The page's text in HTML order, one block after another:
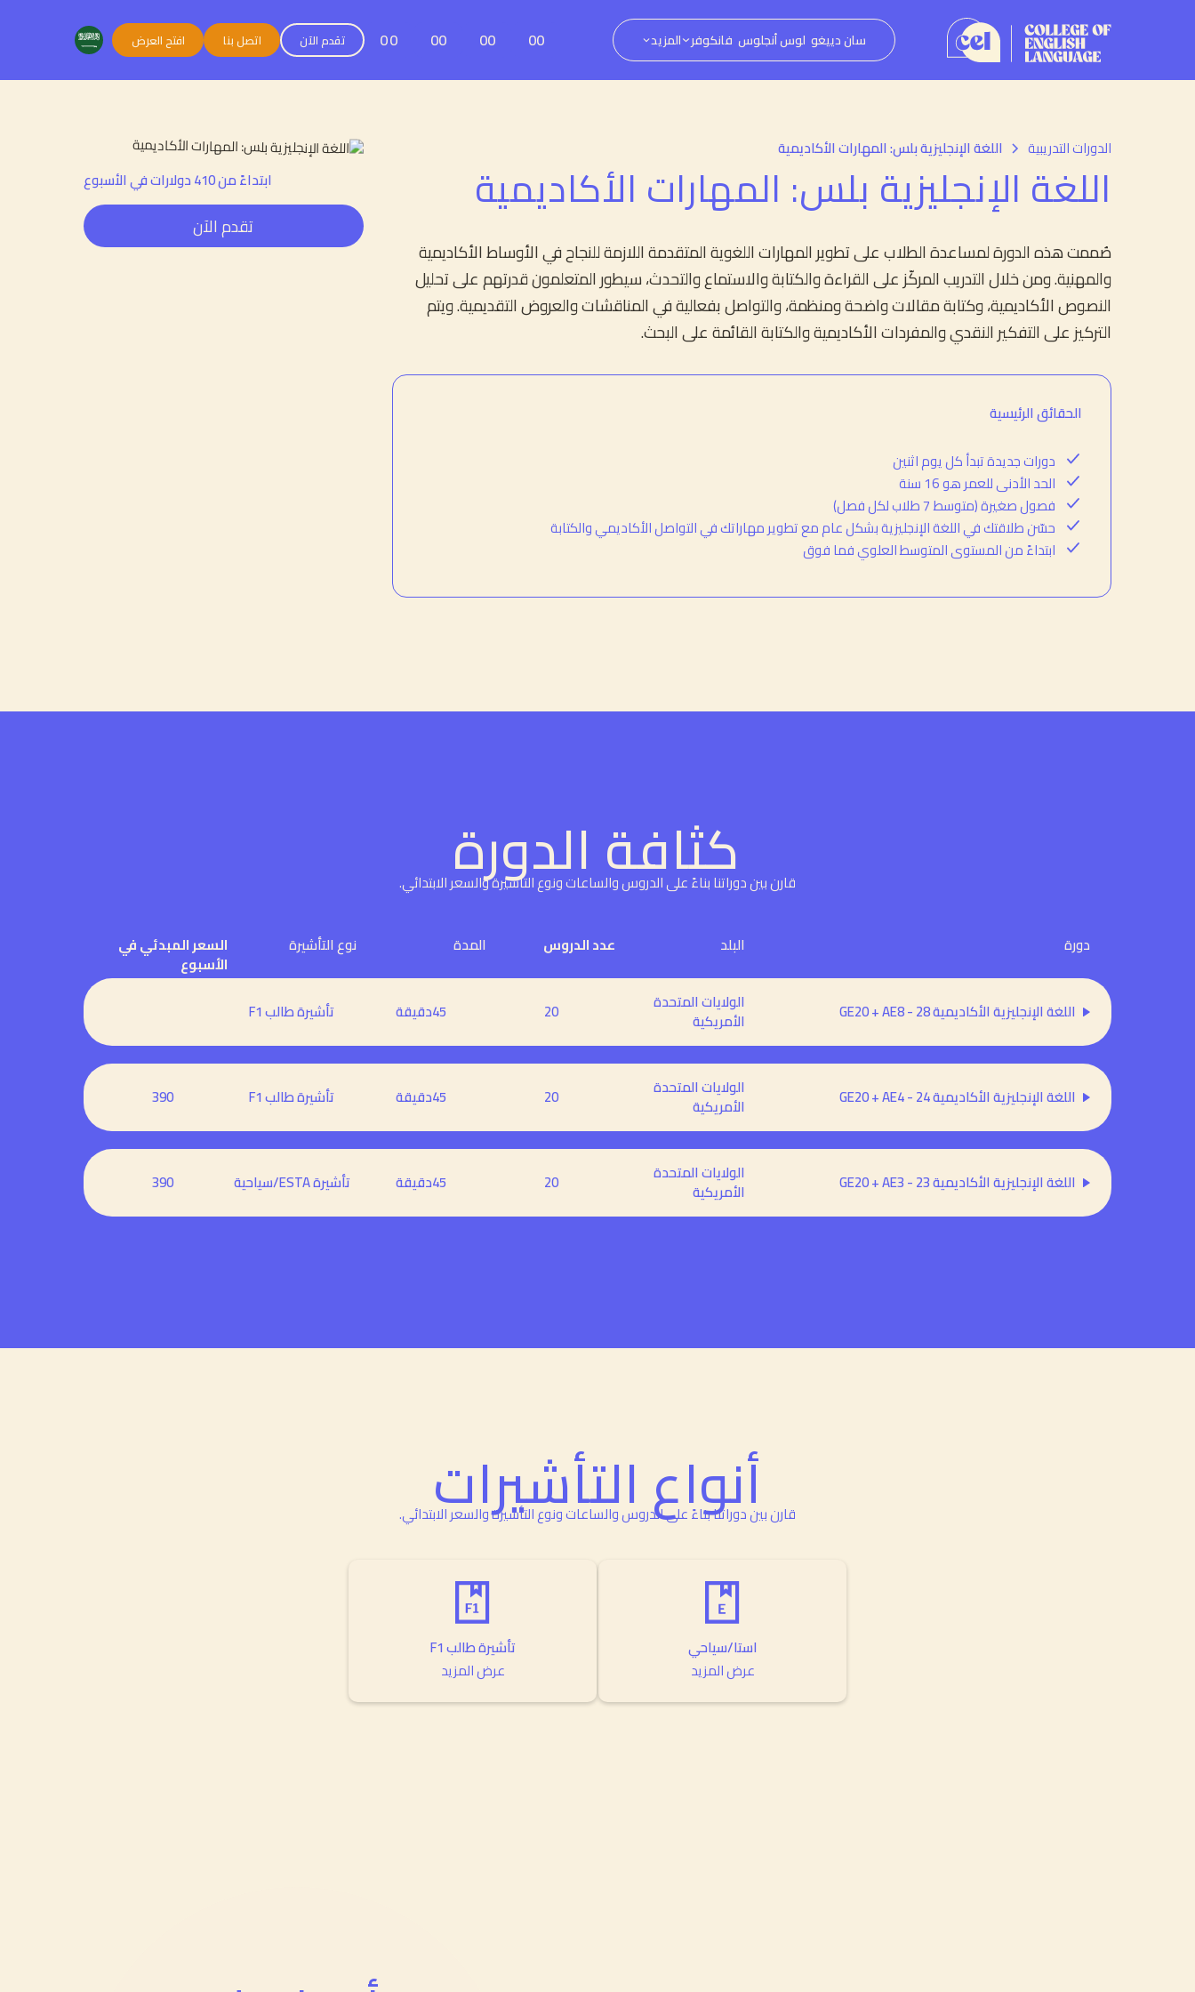
سان دييغو لوس أنجلوس فانكوفر المزيد 00
00
00
00 تقدم الآن اتصل بنا افتح العرض
الدورات التدريبية اللغة الإنجليزية بلس: المهارات الأكاديمية
اللغة الإنجليزية بلس: المهارات الأكاديمية
صُممت هذه الدورة لمساعدة الطلاب على تطوير المهارات اللغوية المتقدمة اللازمة للنجاح في الأوساط الأكاديمية
والمهنية. ومن خلال التدريب المركّز على القراءة والكتابة والاستماع والتحدث، سيطور المتعلمون قدرتهم على تحليل
النصوص الأكاديمية، وكتابة مقالات واضحة ومنظمة، والتواصل بفعالية في المناقشات والعروض التقديمية. ويتم
التركيز على التفكير النقدي والمفردات الأكاديمية والكتابة القائمة على البحث.
الحقائق الرئيسية
دورات جديدة تبدأ كل يوم اثنين
الحد الأدنى للعمر هو 16 سنة
فصول صغيرة (متوسط 7 طلاب لكل فصل)
حسّن طلاقتك في اللغة الإنجليزية بشكل عام مع تطوير مهاراتك في التواصل الأكاديمي والكتابة
ابتداءً من المستوى المتوسط العلوي فما فوق
ابتداءً من 410 دولارات في الأسبوع
تقدم الآن
كثافة الدورة
قارن بين دوراتنا بناءً على الدروس والساعات ونوع التأشيرة والسعر الابتدائي.
دورة البلد عدد الدروس المدة نوع التأشيرة السعر المبدئي في
الأسبوع
اللغة الإنجليزية الأكاديمية 28 - GE20 + AE8
الولايات المتحدة
الأمريكية 20
45دقيقة تأشيرة طالب F1
اللغة الإنجليزية الأكاديمية 24 - GE20 + AE4 الولايات المتحدة
الأمريكية 20
45دقيقة تأشيرة طالب F1 390
اللغة الإنجليزية الأكاديمية 23 - GE20 + AE3 الولايات المتحدة
الأمريكية 20
45دقيقة تأشيرة ESTA/سياحية 390
أنواع التأشيرات
قارن بين دوراتنا بناءً على الدروس والساعات ونوع التأشيرة والسعر الابتدائي.
استا/سياحي
عرض المزيد
تأشيرة طالب F1
عرض المزيد